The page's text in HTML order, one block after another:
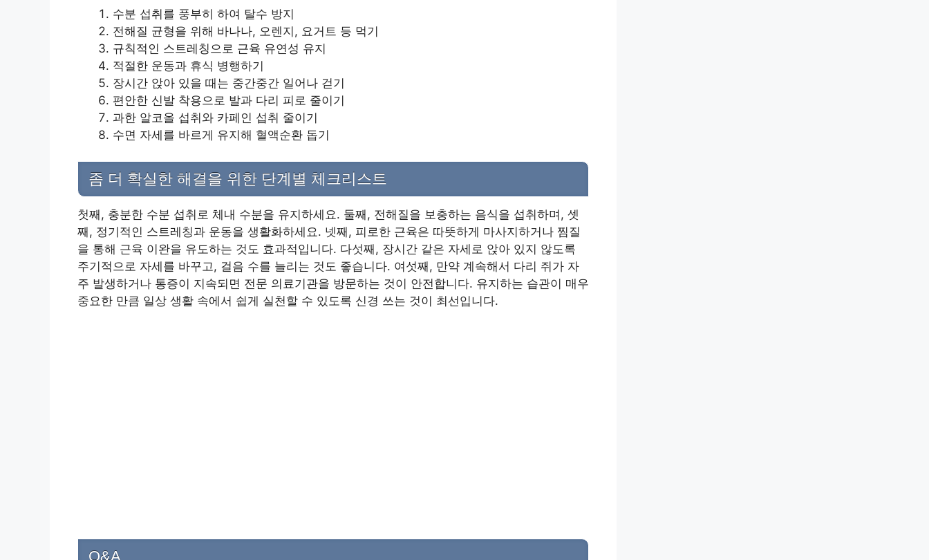
수분 섭취를 풍부히 하여 탈수 방지
전해질 균형을 위해 바나나, 오렌지, 요거트 등 먹기
규칙적인 스트레칭으로 근육 유연성 유지
적절한 운동과 휴식 병행하기
장시간 앉아 있을 때는 중간중간 일어나 걷기
편안한 신발 착용으로 발과 다리 피로 줄이기
과한 알코올 섭취와 카페인 섭취 줄이기
수면 자세를 바르게 유지해 혈액순환 돕기
좀 더 확실한 해결을 위한 단계별 체크리스트
첫째, 충분한 수분 섭취로 체내 수분을 유지하세요. 둘째, 전해질을 보충하는 음식을 섭취하며, 셋
째, 정기적인 스트레칭과 운동을 생활화하세요. 넷째, 피로한 근육은 따뜻하게 마사지하거나 찜질
을 통해 근육 이완을 유도하는 것도 효과적입니다. 다섯째, 장시간 같은 자세로 앉아 있지 않도록
주기적으로 자세를 바꾸고, 걸음 수를 늘리는 것도 좋습니다. 여섯째, 만약 계속해서 다리 쥐가 자
주 발생하거나 통증이 지속되면 전문 의료기관을 방문하는 것이 안전합니다. 유지하는 습관이 매우
중요한 만큼 일상 생활 속에서 쉽게 실천할 수 있도록 신경 쓰는 것이 최선입니다.
Q&A